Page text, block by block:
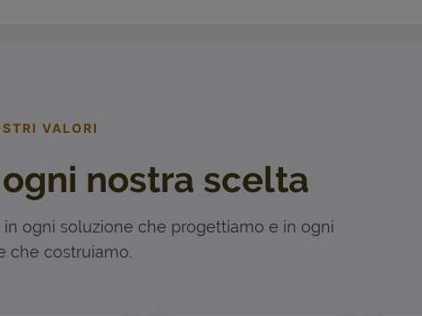
VALORI
nostra scelta
ogni soluzione che progettiamo e in ogni
che costruiamo.